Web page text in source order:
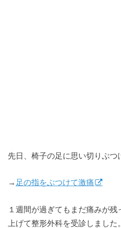
先日、椅子の足に思い切りぶつ
→ 足の指をぶつけて激痛
１週間が過ぎてもまだ痛みが
上げて整形外科を受診しました。